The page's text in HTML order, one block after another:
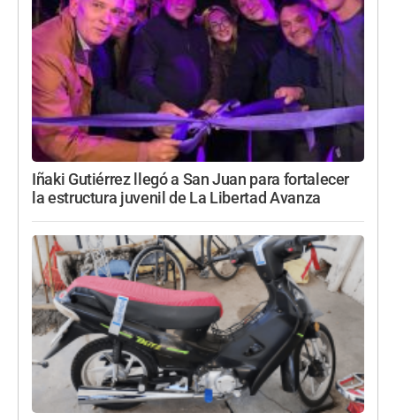
Iñaki Gutiérrez llegó a San Juan para fortalecer
la estructura juvenil de La Libertad Avanza